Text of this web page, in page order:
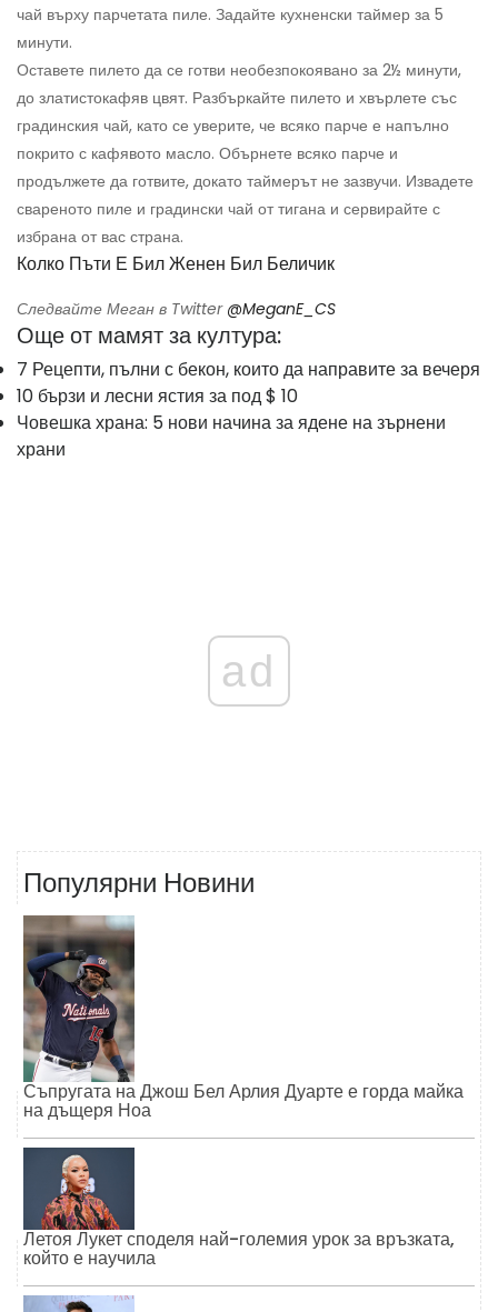
чай върху парчетата пиле. Задайте кухненски таймер за 5
минути.
Оставете пилето да се готви необезпокоявано за 2½ минути,
до златистокафяв цвят. Разбъркайте пилето и хвърлете със
градинския чай, като се уверите, че всяко парче е напълно
покрито с кафявото масло. Обърнете всяко парче и
продължете да готвите, докато таймерът не зазвучи. Извадете
свареното пиле и градински чай от тигана и сервирайте с
избрана от вас страна.
Колко Пъти Е Бил Женен Бил Беличик
Следвайте Меган в Twitter @MeganE_CS
Още от мамят за култура:
7 Рецепти, пълни с бекон, които да направите за вечеря
10 бързи и лесни ястия за под $ 10
Човешка храна: 5 нови начина за ядене на зърнени
храни
ad
Популярни Новини
Съпругата на Джош Бел Арлия Дуарте е горда майка
на дъщеря Ноа
Летоя Лукет споделя най-големия урок за връзката,
който е научила